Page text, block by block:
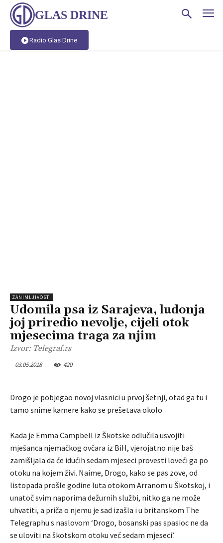
GLAS DRINE
Radio Glas Drine
ZANIMLJIVOSTI
Udomila psa iz Sarajeva, ludonja
joj priredio nevolje, cijeli otok
mjesecima traga za njim
Izvor: Telegraf.rs
03.05.2018 420
Drogo je pobjegao novoj vlasnici u prvoj šetnji, otad ga tu i
tamo snime kamere kako se prešetava okolo
Kada je Emma Campbell iz Škotske odlučila usvojiti
mješanca njemačkog ovčara iz BiH, vjerojatno nije baš
zamišljala da će idućih sedam mjeseci provesti loveći ga po
otoku na kojem živi. Naime, Drogo, kako se pas zove, od
listopada prošle godine luta otokom Arranom u Škotskoj, i
unatoč svim naporima dežurnih službi, nitko ga ne može
uhvatiti, a priča o njemu je sad izašla i u britanskom The
Telegraphu s naslovom ‘Drogo, bosanski pas spasioc ne da
se uloviti na škotskom otoku već sedam mjeseci’.